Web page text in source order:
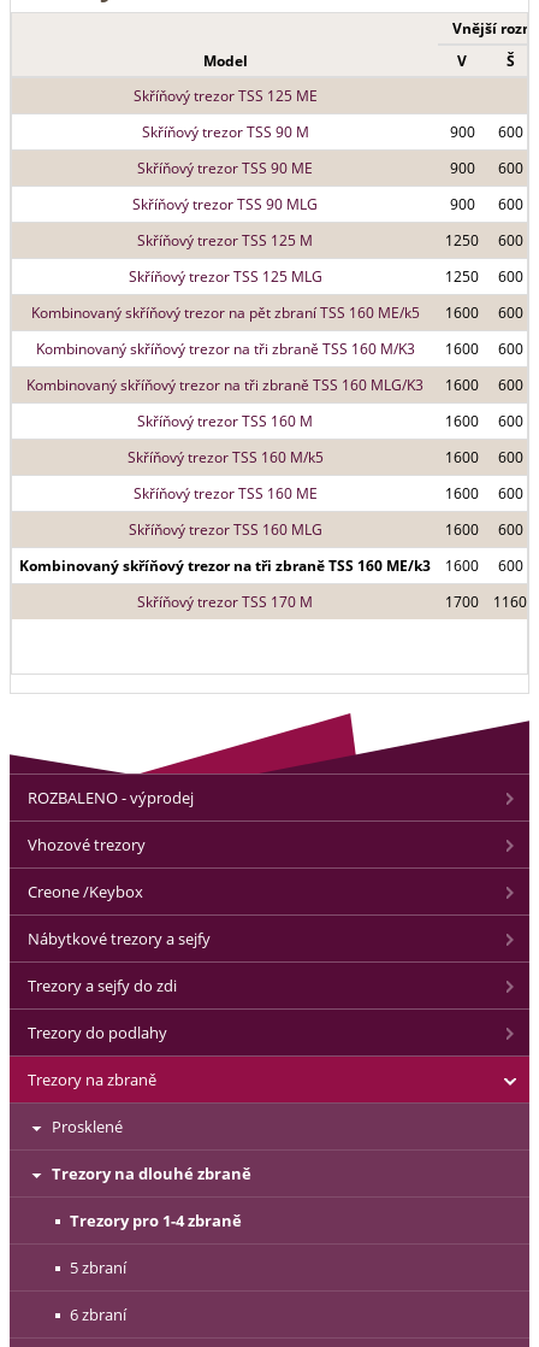
Model
Vnější
V
Š
Skříňový trezor TSS 125 ME
Skříňový trezor TSS 90 M
900
600
Skříňový trezor TSS 90 ME
900
600
Skříňový trezor TSS 90 MLG
900
600
Skříňový trezor TSS 125 M
1250
600
Skříňový trezor TSS 125 MLG
1250
600
Kombinovaný skříňový trezor na pět zbraní TSS 160 ME/k5
1600
600
Kombinovaný skříňový trezor na tři zbraně TSS 160 M/K3
1600
600
Kombinovaný skříňový trezor na tři zbraně TSS 160 MLG/K3
1600
600
Skříňový trezor TSS 160 M
1600
600
Skříňový trezor TSS 160 M/k5
1600
600
Skříňový trezor TSS 160 ME
1600
600
Skříňový trezor TSS 160 MLG
1600
600
Kombinovaný skříňový trezor na tři zbraně TSS 160 ME/k3
1600
600
Skříňový trezor TSS 170 M
1700 1160
ROZBALENO - výprodej
Vhozové trezory
Creone /Keybox
Nábytkové trezory a sejfy
Trezory a sejfy do zdi
Trezory do podlahy
Trezory na zbraně
Prosklené
Trezory na dlouhé zbraně
Trezory pro 1-4 zbraně
5 zbraní
6 zbraní